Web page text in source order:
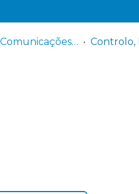
ACL - P - Comunicações da Classe de Ciências